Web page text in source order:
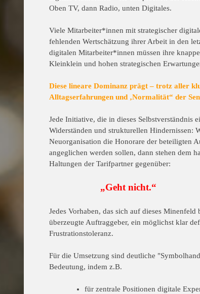
Oben TV, dann Radio, unten Digitales.
Viele Mitarbeiter*innen mit strategischer
fehlenden Wertschätzung ihrer Arbeit in den
digitalen Mitarbeiter*innen müssen ihre
Kleinklein und hohen strategischen
Diese lineare Dominanz prägt – trotz aller
Alltagserfahrungen und ‚Normalität“ der
Jede Initiative, die in dieses Selbstverständnis
Widerständen und strukturellen Hindernissen:
Neuorganisation die Honorare der beteiligten
angeglichen werden sollen, dann stehen dem
Haltungen der Tarifpartner gegenüber:
„Geht nicht.“
Jedes Vorhaben, das sich auf dieses
überzeugte Auftraggeber, ein möglichst klar
Frustrationstoleranz.
Für die Umsetzung sind deutliche "
Bedeutung, indem z.B.
für zentrale Positionen digitale